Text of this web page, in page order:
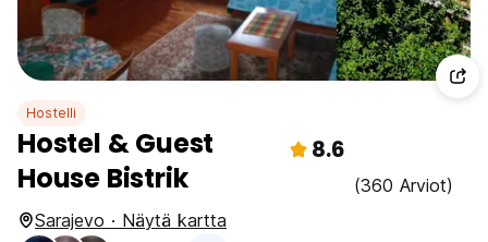
Hostelli
Hostel & Guest
House Bistrik
8.6
(360 Arviot)
Sarajevo · Näytä kartta